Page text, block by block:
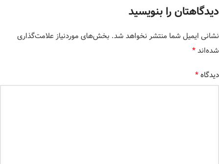
دیدگاهتان را بنویسید
نشانی ایمیل شما منتشر نخواهد شد. بخش‌های موردنیاز علامت‌گذاری
شده‌اند*
دیدگاه*